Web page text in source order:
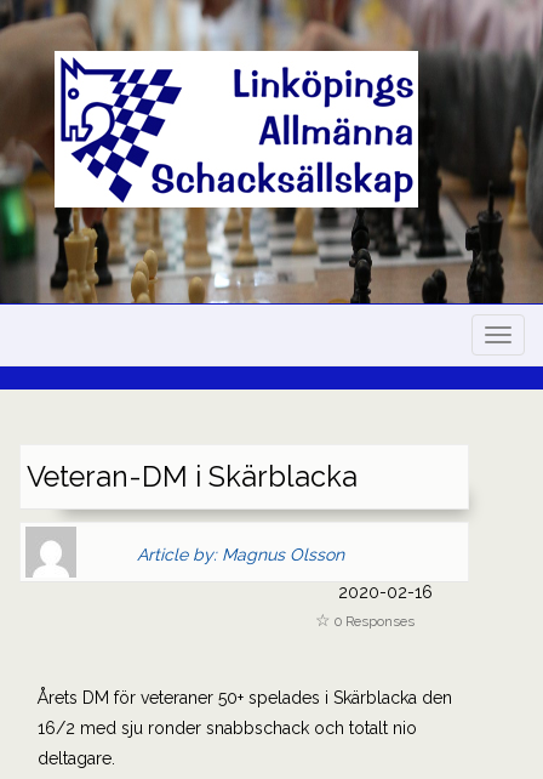
Skip
to
content
Veteran-DM i Skärblacka
Author
Gravatar
Clickable
link
Article by: Magnus Olsson
link
to
author
or
other
2020-02-16
0 Responses
Årets DM för veteraner 50+ spelades i Skärblacka den
16/2 med sju ronder snabbschack och totalt nio
deltagare.